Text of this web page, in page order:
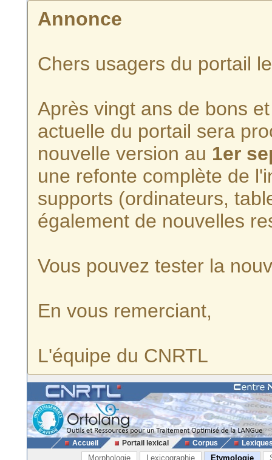
Annonce
Chers usagers du portail
Après vingt ans de bons
actuelle du portail sera
nouvelle version au 1er
une refonte complète de
supports (ordinateurs,
également de nouvelles
Vous pouvez tester la
En vous remerciant,
L'équipe du CNRTL
Accueil Portail lexical Corpus
Morphologie Lexicographie Etymologie